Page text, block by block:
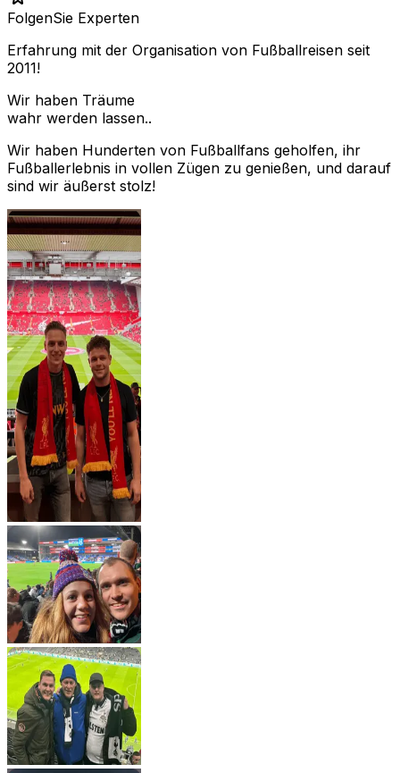
FolgenSie Experten
Erfahrung mit der Organisation von Fußballreisen seit
2011!
Wir haben Träume
wahr werden lassen..
Wir haben Hunderten von Fußballfans geholfen, ihr
Fußballerlebnis in vollen Zügen zu genießen, und darauf
sind wir äußerst stolz!